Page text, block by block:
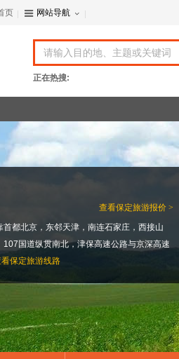
页 网站导航
正在热搜:
查看保定旅游报价 >
都北京，东邻天津，南连石家庄，西接山
国道纵贯南北，津保高速公路与京深高速
保定旅游线路